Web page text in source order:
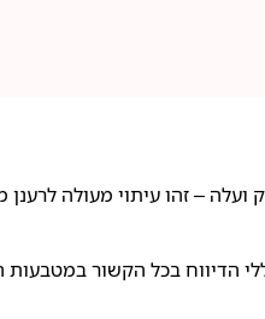
ועלה – זהו עיתוי מעולה
המבהיר את כללי הדיווח בכל